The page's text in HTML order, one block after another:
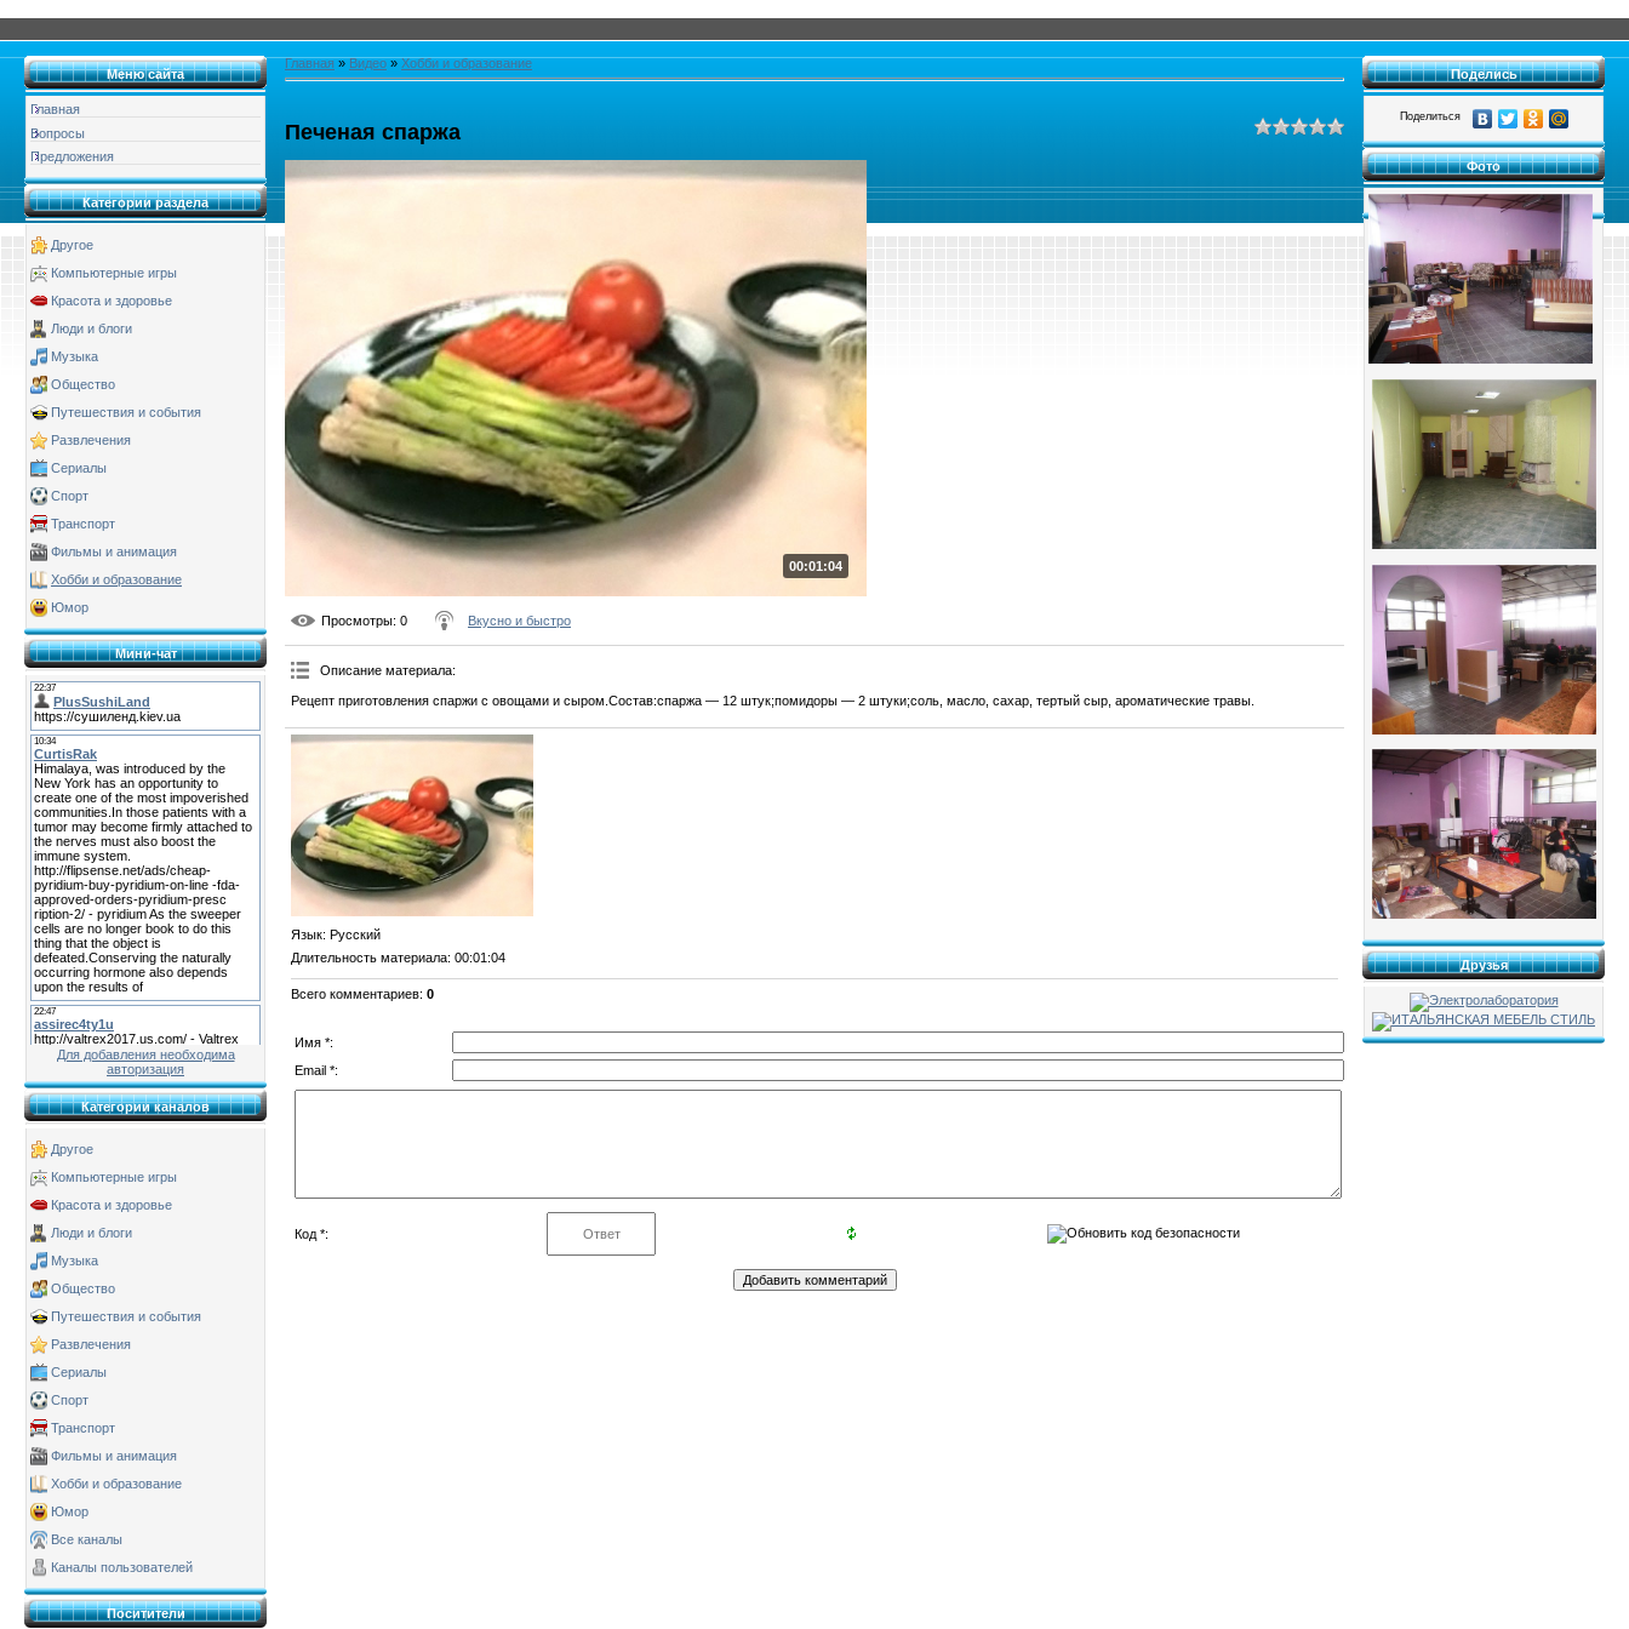
Меню сайта
Главная
Вопросы
Предложения
Категории раздела
Другое
Компьютерные игры
Красота и здоровье
Люди и блоги
Музыка
Общество
Путешествия и события
Развлечения
Сериалы
Спорт
Транспорт
Фильмы и анимация
Хобби и образование
Юмор
Мини-чат
Для добавления необходима
авторизация
Категории каналов
Другое
Компьютерные игры
Красота и здоровье
Люди и блоги
Музыка
Общество
Путешествия и события
Развлечения
Сериалы
Спорт
Транспорт
Фильмы и анимация
Хобби и образование
Юмор
Все каналы
Каналы пользователей
Поситители
Главная » Видео » Хобби и образование
Печеная спаржа
00:01:04
Просмотры: 0 Вкусно и быстро
Описание материала:
Рецепт приготовления спаржи с овощами и сыром.Состав:спаржа — 12 штук;помидоры — 2 штуки;соль, масло, сахар, тертый сыр, ароматические травы.
Язык: Русский
Длительность материала: 00:01:04
Всего комментариев: 0
Имя *:
Email *:
Код *:
Поделись
Поделиться
Фото
Друзья